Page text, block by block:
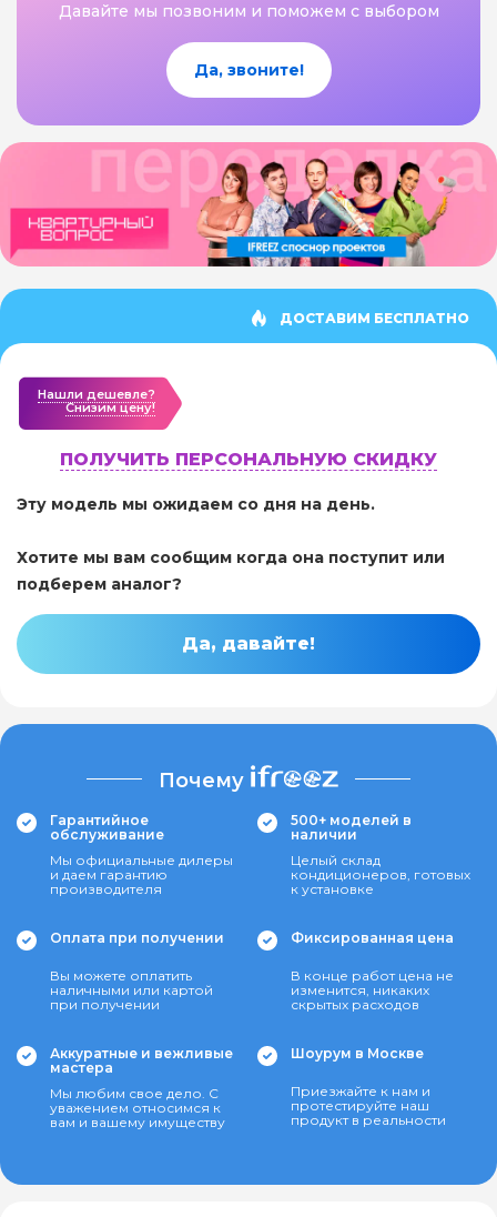
Давайте мы позвоним и поможем с выбором
Да, звоните!
ДОСТАВИМ БЕСПЛАТНО
Нашли дешевле?
Cнизим цену!
ПОЛУЧИТЬ ПЕРСОНАЛЬНУЮ СКИДКУ
Эту модель мы ожидаем со дня на день.
Хотите мы вам сообщим когда она поступит или
подберем аналог?
Да, давайте!
Почему
Гарантийное
обслуживание
Мы официальные дилеры
и даем гарантию
производителя
500+ моделей в
наличии
Целый склад
кондиционеров, готовых
к установке
Оплата при получении
Вы можете оплатить
наличными или картой
при получении
Фиксированная цена
В конце работ цена не
изменится, никаких
скрытых расходов
Аккуратные и вежливые
мастера
Мы любим свое дело. С
уважением относимся к
вам и вашему имуществу
Шоурум в Москве
Приезжайте к нам и
протестируйте наш
продукт в реальности